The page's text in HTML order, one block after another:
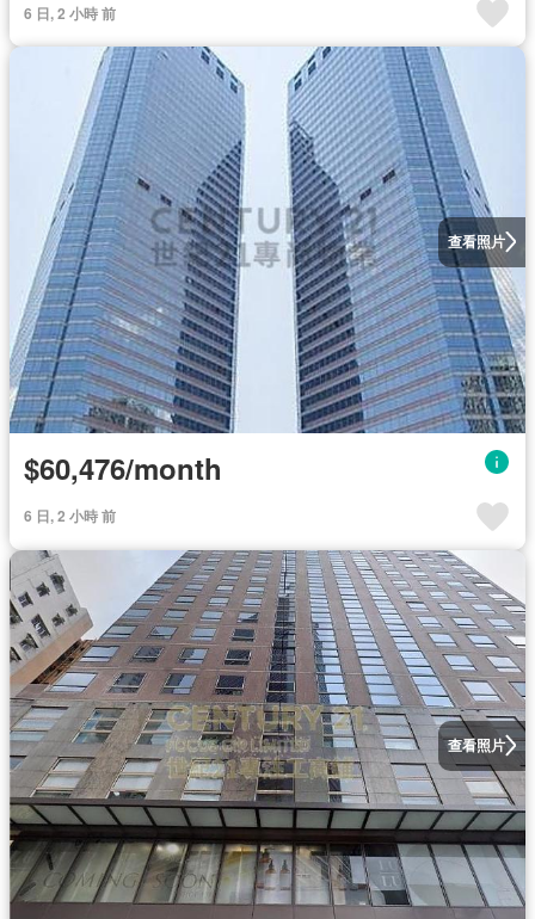
6 日, 2 小時 前
查看照片
$60,476/month
6 日, 2 小時 前
查看照片